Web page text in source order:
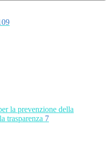
la prevenzione della
trasparenza 7